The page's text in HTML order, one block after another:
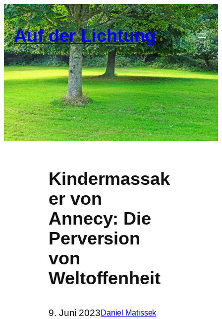
Zum
Inhalt
springen
Auf der Lichtung
Kindermassak
er von
Annecy: Die
Perversion
von
Weltoffenheit
9. Juni 2023Daniel Matissek